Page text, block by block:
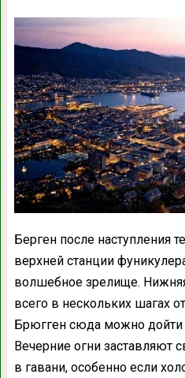
Берген после наступления
верхней станции
волшебное зрелище.
всего в нескольких шагах
Брюгген сюда можно
Вечерние огни заставляют
в гавани, особенно если